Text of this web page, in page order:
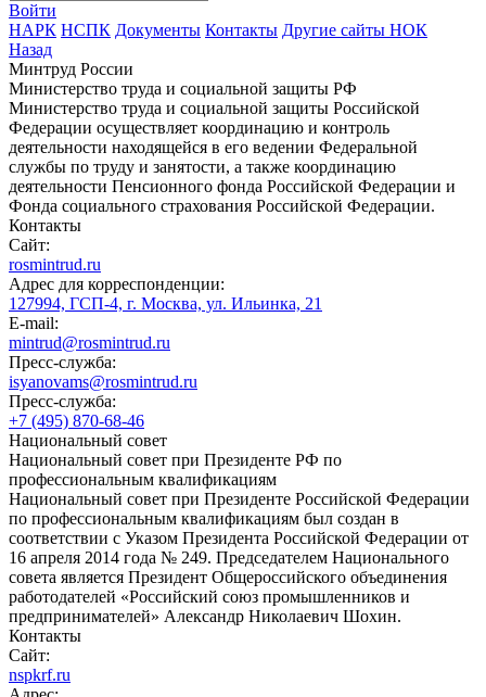
Войти
НАРК НСПК Документы Контакты Другие сайты НОК
Назад
Минтруд России
Министерство труда и социальной защиты РФ
Министерство труда и социальной защиты Российской
Федерации осуществляет координацию и контроль
деятельности находящейся в его ведении Федеральной
службы по труду и занятости, а также координацию
деятельности Пенсионного фонда Российской Федерации и
Фонда социального страхования Российской Федерации.
Контакты
Сайт:
rosmintrud.ru
Адрес для корреспонденции:
127994, ГСП-4, г. Москва, ул. Ильинка, 21
E-mail:
mintrud@rosmintrud.ru
Пресс-служба:
isyanovams@rosmintrud.ru
Пресс-служба:
+7 (495) 870-68-46
Национальный совет
Национальный совет при Президенте РФ по
профессиональным квалификациям
Национальный совет при Президенте Российской Федерации
по профессиональным квалификациям был создан в
соответствии с Указом Президента Российской Федерации от
16 апреля 2014 года № 249. Председателем Национального
совета является Президент Общероссийского объединения
работодателей «Российский союз промышленников и
предпринимателей» Александр Николаевич Шохин.
Контакты
Сайт:
nspkrf.ru